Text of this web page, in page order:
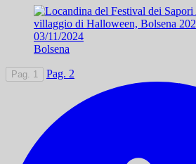
03/11/2024
Bolsena
Pag. 1 Pag. 2